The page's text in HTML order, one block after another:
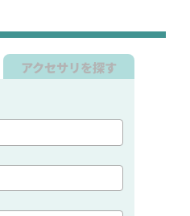
アクセサリを探す